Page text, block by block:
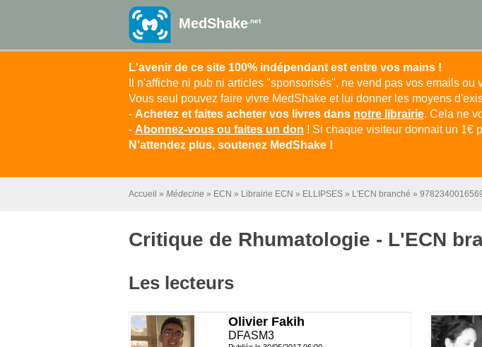
MedShake .net
L'avenir de ce site 100% indépendant est entre vos mains !
Il n'affiche ni pub ni articles "sponsorisés", ne vend pas vos emails ou
Vous seul pouvez faire vivre MedShake et lui donner les moyens
- Achetez et faites acheter vos livres dans notre librairie. Cela ne
- Abonnez-vous ou faites un don ! Si chaque visiteur donnait un 1€
N'attendez plus, soutenez MedShake !
Accueil Médecine ECN Librairie ECN ELLIPSES L'ECN branché
Critique de Rhumatologie - L'ECN
Les lecteurs
Olivier Fakih
DFASM3